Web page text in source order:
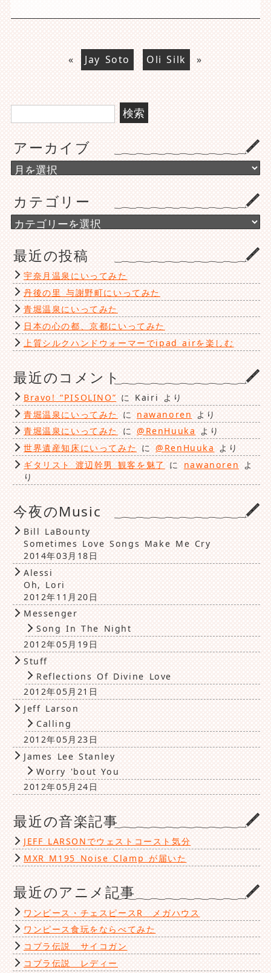
« Jay Soto Oli Silk »
検
索:
アーカイブ
ア
ー
イ
ブ
カテゴリー
カ
テ
リ
ー
最近の投稿
宇奈月温泉にいってみた
丹後の里 与謝野町にいってみた
青堀温泉にいってみた
日本の心の都、京都にいってみた
上質シルクハンドウォーマーでipad airを楽しむ
最近のコメント
Bravo! “PISOLINO” に Kairi より
青堀温泉にいってみた
に nawanoren
より
青堀温泉にいってみた
に @RenHuuka より
世界遺産知床にいってみた に@RenHuuka より
ギタリスト 渡辺幹男 観客を魅了
に nawanoren よ
り
今夜のMusic
Bill LaBounty
Sometimes Love Songs Make Me Cry
2014年03月18日
Alessi
Oh, Lori
2012年11月20日
Messenger
Song In The Night
2012年05月19日
Stuff
Reflections Of Divine Love
2012年05月21日
Jeff Larson
Calling
2012年05月23日
James Lee Stanley
Worry 'bout You
2012年05月24日
最近の音楽記事
JEFF LARSONでウェストコースト気分
MXR M195 Noise Clamp が届いた
最近のアニメ記事
ワンピース・チェスピースR メガハウス
ワンピース食玩をならべてみた
コブラ伝説 サイコガン
コブラ伝説 レディー